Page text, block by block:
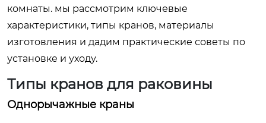
комнаты. мы рассмотрим ключевые
характеристики, типы кранов, материалы
изготовления и дадим практические советы по
установке и уходу.
Типы кранов для раковины
Однорычажные краны